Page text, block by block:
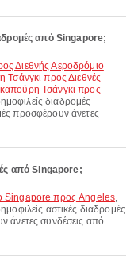
από Singapore;
προς Διεθνές
Τσάνγκι προς
διαδρομές
προσφέρουν άνετες
από Singapore;
Singapore προς Angeles,
αστικές διαδρομές
άνετες συνδέσεις από